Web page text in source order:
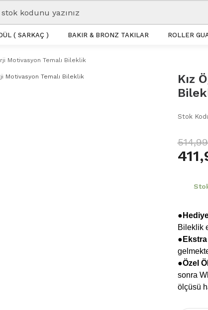
( SARKAÇ ) BAKIR & BRONZ TAKILAR ROLLER
Motivasyon Temalı Bileklik
Kız
Stok
Bileklik
●
●Özel
sonra
ölçüsü